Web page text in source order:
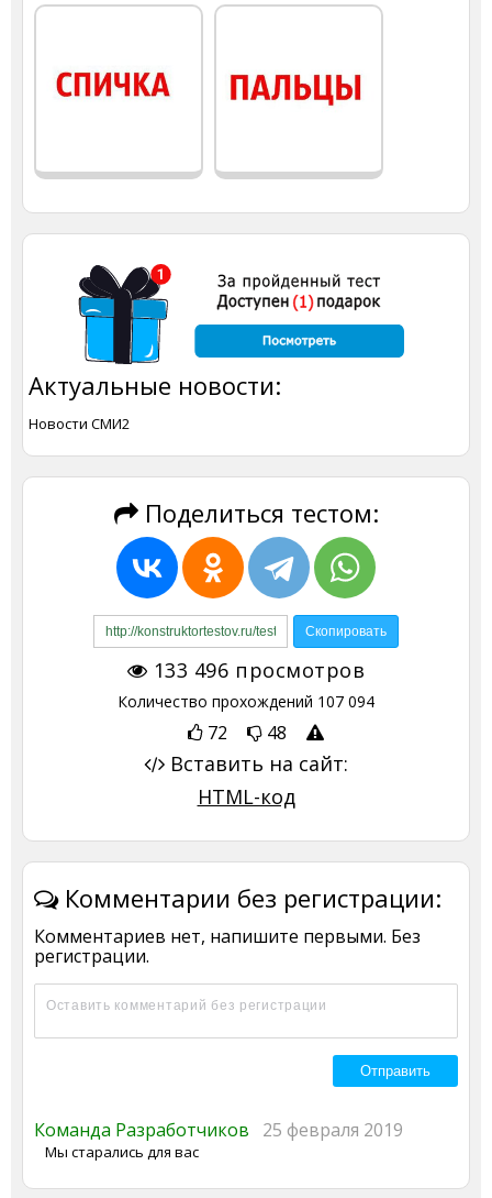
Актуальные новости:
Новости СМИ2
Поделиться тестом:
133 496 просмотров
Количество прохождений 107 094
72 48
Вставить на сайт:
HTML-код
Комментарии без регистрации:
Комментариев нет, напишите первыми. Без
регистрации.
Команда Разработчиков 25 февраля 2019
Мы старались для вас